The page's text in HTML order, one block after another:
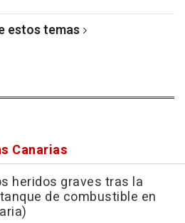
estos temas
Canarias
heridos graves tras la
de combustible en